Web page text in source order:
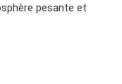
pesante et